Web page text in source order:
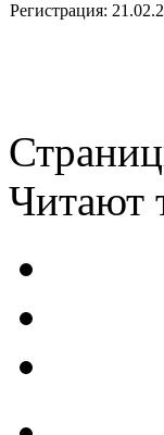
Регистрация:
Читают